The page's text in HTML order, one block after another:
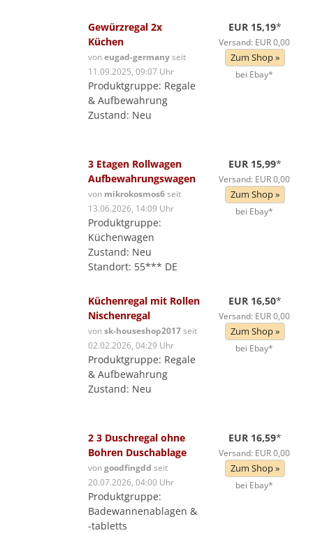
Gewürzregal 2x
Küchen
voneugad-germanyseit
11.09.2025, 09:07 Uhr
Produktgruppe: Regale
& Aufbewahrung
Zustand: Neu
EUR 15,19*
Versand: EUR 0,00
Zum Shop »
bei Ebay*
3 Etagen Rollwagen
Aufbewahrungswagen
von mikrokosmos6seit
13.06.2026, 14:09 Uhr
Produktgruppe:
Küchenwagen
Zustand: Neu
Standort: 55*** DE
EUR 15,99*
Versand: EUR 0,00
Zum Shop »
bei Ebay*
Küchenregal mit Rollen
Nischenregal
vonsk-houseshop2017seit
02.02.2026, 04:29 Uhr
Produktgruppe: Regale
& Aufbewahrung
Zustand: Neu
EUR 16,50*
Versand: EUR 0,00
Zum Shop »
bei Ebay*
2 3 Duschregal ohne
Bohren Duschablage
vongoodfingdd seit
20.07.2026, 04:00 Uhr
Produktgruppe:
Badewannenablagen &
-tabletts
EUR 16,59*
Versand: EUR 0,00
Zum Shop »
bei Ebay*